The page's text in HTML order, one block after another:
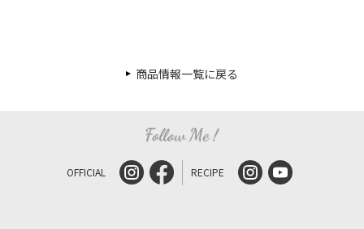
商品情報一覧に戻る
OFFICIAL RECIPE